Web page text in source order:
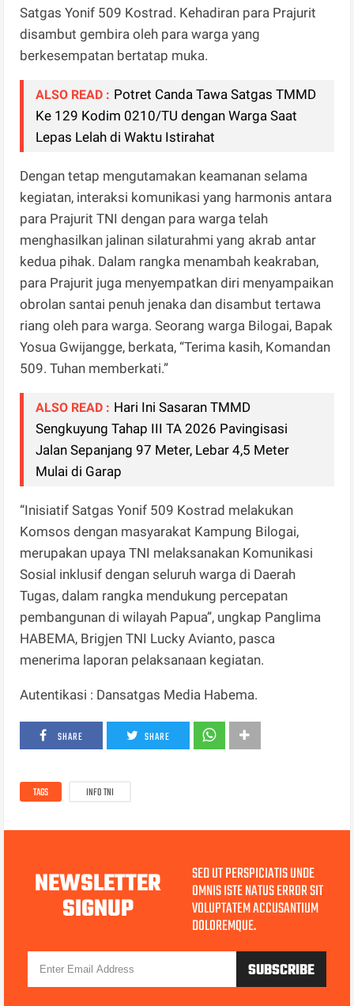
Satgas Yonif 509 Kostrad. Kehadiran para Prajurit
disambut gembira oleh para warga yang
berkesempatan bertatap muka.
ALSO READ : Potret Canda Tawa Satgas TMMD
Ke 129 Kodim 0210/TU dengan Warga Saat
Lepas Lelah di Waktu Istirahat
Dengan tetap mengutamakan keamanan selama
kegiatan, interaksi komunikasi yang harmonis antara
para Prajurit TNI dengan para warga telah
menghasilkan jalinan silaturahmi yang akrab antar
kedua pihak. Dalam rangka menambah keakraban,
para Prajurit juga menyempatkan diri menyampaikan
obrolan santai penuh jenaka dan disambut tertawa
riang oleh para warga. Seorang warga Bilogai, Bapak
Yosua Gwijangge, berkata, “Terima kasih, Komandan
509. Tuhan memberkati.”
ALSO READ : Hari Ini Sasaran TMMD
Sengkuyung Tahap III TA 2026 Pavingisasi
Jalan Sepanjang 97 Meter, Lebar 4,5 Meter
Mulai di Garap
“Inisiatif Satgas Yonif 509 Kostrad melakukan
Komsos dengan masyarakat Kampung Bilogai,
merupakan upaya TNI melaksanakan Komunikasi
Sosial inklusif dengan seluruh warga di Daerah
Tugas, dalam rangka mendukung percepatan
pembangunan di wilayah Papua”, ungkap Panglima
HABEMA, Brigjen TNI Lucky Avianto, pasca
menerima laporan pelaksanaan kegiatan.
Autentikasi : Dansatgas Media Habema.
SHARE SHARE
TAGS INFO TNI
NEWSLETTER
SIGNUP
SED UT PERSPICIATIS UNDE
OMNIS ISTE NATUS ERROR SIT
VOLUPTATEM ACCUSANTIUM
DOLOREMQUE.